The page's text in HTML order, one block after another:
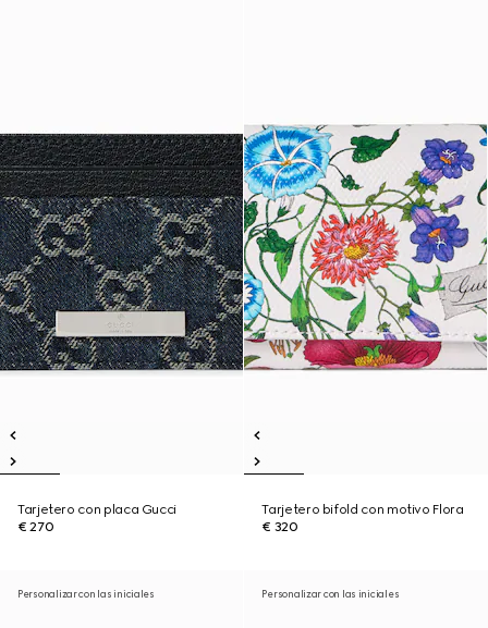
Tarjetero con placa Gucci
€ 270
Tarjetero bifold con motivo Flora
€ 320
Personalizar con las iniciales Personalizar con las iniciales